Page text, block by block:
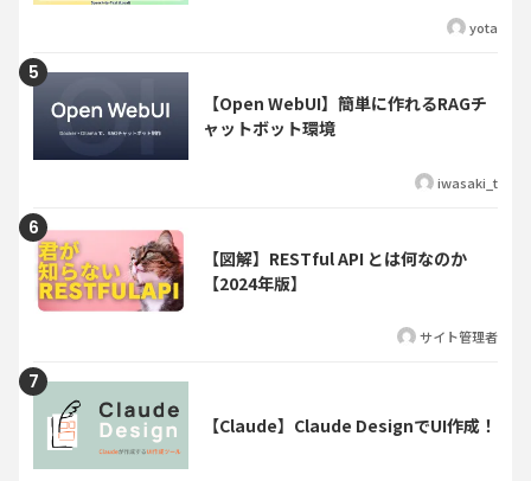
yota
【Open WebUI】簡単に作れるRAGチ
ャットボット環境
iwasaki_t
【図解】RESTful API とは何なのか
【2024年版】
サイト管理者
【Claude】Claude DesignでUI作成！